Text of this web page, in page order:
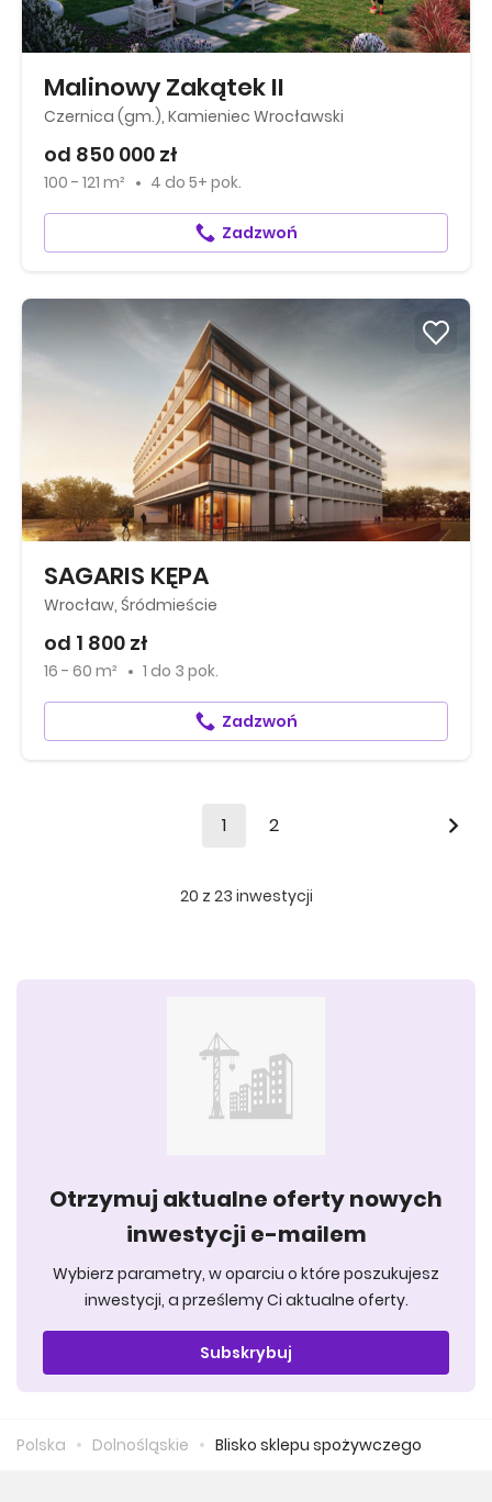
Malinowy Zakątek II
Czernica (gm.), Kamieniec Wrocławski
od 850 000 zł
100 - 121 m² 4 do 5+ pok.
Zadzwoń
SAGARIS KĘPA
Wrocław, Śródmieście
od 1 800 zł
16 - 60 m² 1 do 3 pok.
Zadzwoń
1 2
20 z 23 inwestycji
Otrzymuj aktualne oferty nowych
inwestycji e-mailem
Wybierz parametry, w oparciu o które poszukujesz
inwestycji, a prześlemy Ci aktualne oferty.
Subskrybuj
Polska Dolnośląskie Blisko sklepu spożywczego